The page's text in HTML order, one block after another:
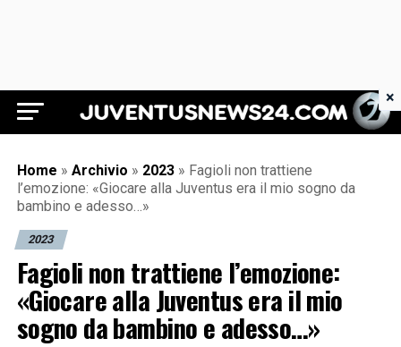
Juventus News 24
Home » Archivio » 2023 » Fagioli non trattiene
l’emozione: «Giocare alla Juventus era il mio sogno da
bambino e adesso…»
2023
Fagioli non trattiene l’emozione:
«Giocare alla Juventus era il mio
sogno da bambino e adesso…»
×